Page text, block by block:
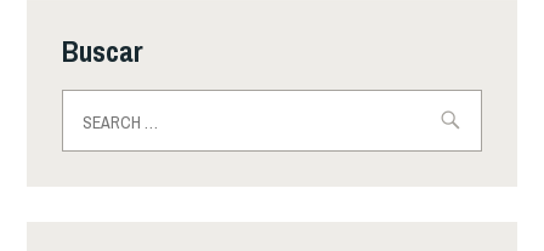
Buscar